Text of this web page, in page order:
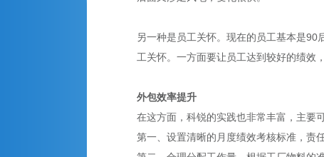
另一种是员工关怀。现在的员工基本是
工关怀。一方面要让员工达到较好的绩效
外包效率提升
在这方面，科锐的实践也非常丰富，主要
第一、设置清晰的月度绩效考核标准，责